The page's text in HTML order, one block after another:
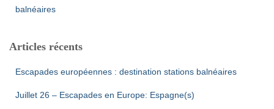
balnéaires
Articles récents
Escapades européennes : destination stations balnéaires
Juillet 26 – Escapades en Europe: Espagne(s)